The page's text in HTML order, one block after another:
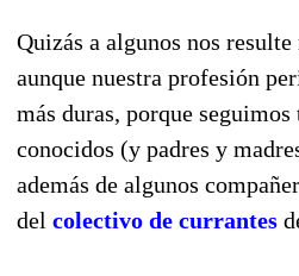
Quizás a algunos nos
aunque nuestra profesión
más duras, porque
conocidos (y padres y
además de algunos
del colectivo de currantes